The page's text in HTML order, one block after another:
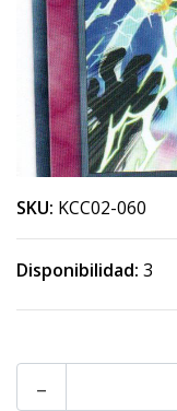
SKU: KCC02-060
Disponibilidad: 3
-